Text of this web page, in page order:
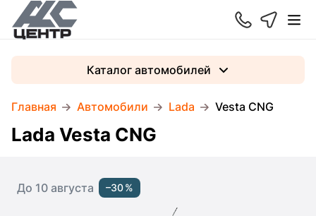
Главная Автомобили Lada Vesta CNG
Каталог автомобилей
Lada Vesta CNG
До 10 августа –30 %